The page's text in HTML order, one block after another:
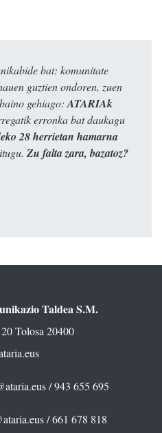
bat: komunitate
guztien ondoren, zuen
gehiago: ATARIAk
erronka bat daukagu
28 herrietan hamarna
Zu falta zara, bazatoz?
Taldea S.M.
Tolosa 20400
/ 943 655 695
/ 661 678 818